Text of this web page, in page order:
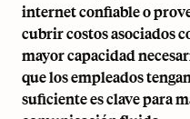
internet confiable o
cubrir costos asociados
mayor capacidad
que los empleados
suficiente es clave para